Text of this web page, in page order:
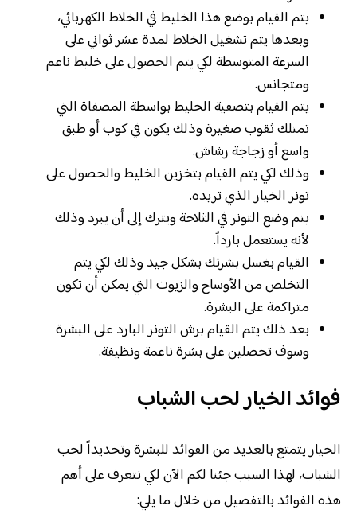
يتم القيام بوضع هذا الخليط في الخلاط الكهربائي،
وبعدها يتم تشغيل الخلاط لمدة عشر ثواني على
السرعة المتوسطة لكي يتم الحصول على خليط ناعم
ومتجانس.
يتم القيام بتصفية الخليط بواسطة المصفاة التي
تمتلك ثقوب صغيرة وذلك يكون في كوب أو طبق
واسع أو زجاجة رشاش.
وذلك لكي يتم القيام بتخزين الخليط والحصول على
تونر الخيار الذي تريده.
يتم وضع التونر في الثلاجة ويترك إلى أن يبرد وذلك
لأنه يستعمل بارداً.
القيام بغسل بشرتك بشكل جيد وذلك لكي يتم
التخلص من الأوساخ والزيوت التي يمكن أن تكون
متراكمة على البشرة.
بعد ذلك يتم القيام برش التونر البارد على البشرة
وسوف تحصلين على بشرة ناعمة ونظيفة.
فوائد الخيار لحب الشباب
الخيار يتمتع بالعديد من الفوائد للبشرة وتحديداً لحب
الشباب، لهذا السبب جئنا لكم الآن لكي نتعرف على أهم
هذه الفوائد بالتفصيل من خلال ما يلي: